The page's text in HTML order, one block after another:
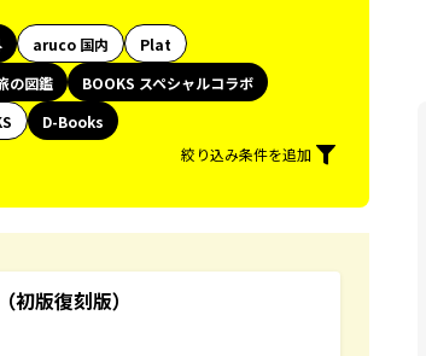
aruco 国内
Plat
の図鑑
BOOKS スペシャルコラボ
D-Books
絞り込み条件を追加
版復刻版）